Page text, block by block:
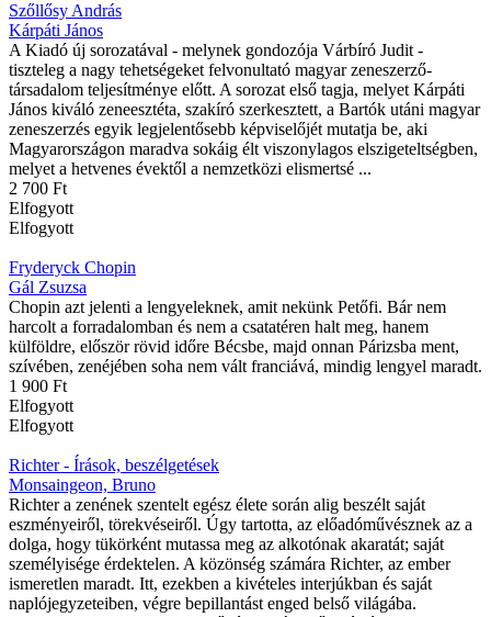
Szőllősy András
Kárpáti János
A Kiadó új sorozatával - melynek gondozója Várbíró Judit -
tiszteleg a nagy tehetségeket felvonultató magyar zeneszerző-
társadalom teljesítménye előtt. A sorozat első tagja, melyet Kárpáti
János kiváló zeneesztéta, szakíró szerkesztett, a Bartók utáni magyar
zeneszerzés egyik legjelentősebb képviselőjét mutatja be, aki
Magyarországon maradva sokáig élt viszonylagos elszigeteltségben,
melyet a hetvenes évektől a nemzetközi elismertsé ...
2 700 Ft
Elfogyott
Elfogyott
Fryderyck Chopin
Gál Zsuzsa
Chopin azt jelenti a lengyeleknek, amit nekünk Petőfi. Bár nem
harcolt a forradalomban és nem a csatatéren halt meg, hanem
külföldre, először rövid időre Bécsbe, majd onnan Párizsba ment,
szívében, zenéjében soha nem vált franciává, mindig lengyel maradt.
1 900 Ft
Elfogyott
Elfogyott
Richter - Írások, beszélgetések
Monsaingeon, Bruno
Richter a zenének szentelt egész élete során alig beszélt saját
eszményeiről, törekvéseiről. Úgy tartotta, az előadóművésznek az a
dolga, hogy tükörként mutassa meg az alkotónak akaratát; saját
személyisége érdektelen. A közönség számára Richter, az ember
ismeretlen maradt. Itt, ezekben a kivételes interjúkban és saját
naplójegyzeteiben, végre bepillantást enged belső világába.